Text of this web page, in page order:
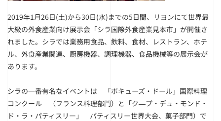
2019年1月26日(土)から30日(水)までの5日間、リヨンにて世界最
大級の外食産業向け展示会「シラ国際外食産業見本市」が開催さ
れました。シラでは業務用食品、飲料、食材、レストラン、ホテ
ル、外食産業関連、厨房機器、調理機器、食品機械等の展示会が
あります。
シラの一番有名なイベントは 「ボキューズ・ドール」国際料理
コンクール （フランス料理部門）と「ク―プ・デュ・モンド・
ド・ラ・パティスリー」 パティスリー世界大会、菓子部門）で